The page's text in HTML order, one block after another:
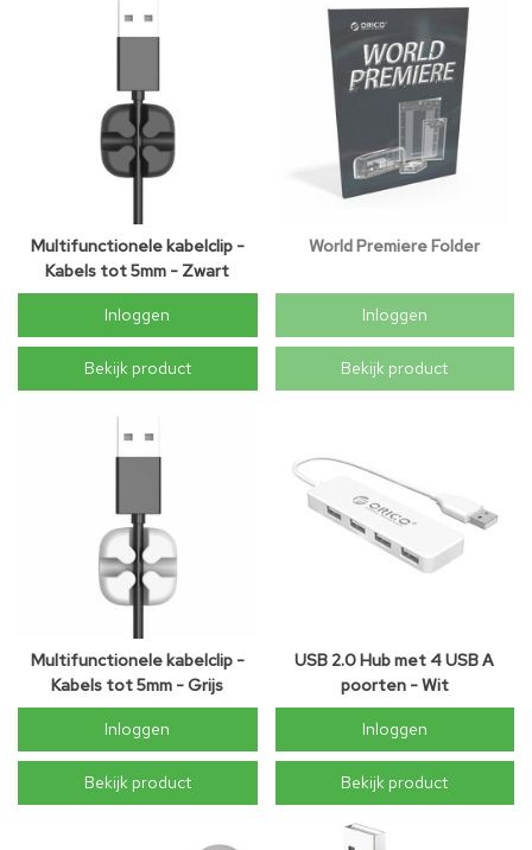
Multifunctionele kabelclip -
Kabels tot 5mm - Zwart
Inloggen
Bekijk product
World Premiere Folder
Inloggen
Bekijk product
Multifunctionele kabelclip -
Kabels tot 5mm - Grijs
Inloggen
Bekijk product
USB 2.0 Hub met 4 USB A
poorten - Wit
Inloggen
Bekijk product